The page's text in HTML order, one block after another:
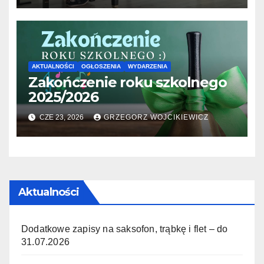
AKTUALNOŚCI OGŁOSZENIA WYDARZENIA
Zakończenie roku szkolnego
2025/2026
CZE 23, 2026 GRZEGORZ WOJCIKIEWICZ
Aktualności
Dodatkowe zapisy na saksofon, trąbkę i flet – do
31.07.2026